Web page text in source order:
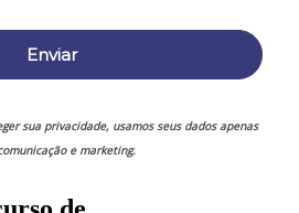
Enviar
sua privacidade, usamos seus dados apenas
e marketing.